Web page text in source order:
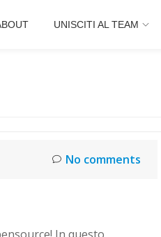
UNISCITI AL TEAM
No comments